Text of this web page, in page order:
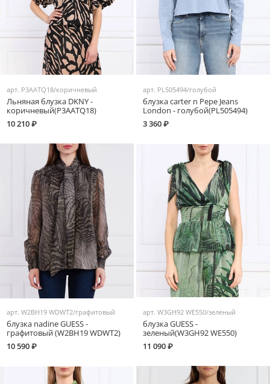
арт. P3AATQ18/коричневый
Льняная блузка DKNY -
коричневый(P3AATQ18)
10 210 ₽
арт. PL505494/голубой
блузка carter n Pepe Jeans
London - голубой(PL505494)
3 360 ₽
арт.W2BH19 WDWT2/графитовый
блузка nadine GUESS -
графитовый (W2BH19 WDWT2)
10 590 ₽
арт. W3GH92 WE550/зеленый
блузка GUESS -
зеленый(W3GH92 WE550)
11 090 ₽